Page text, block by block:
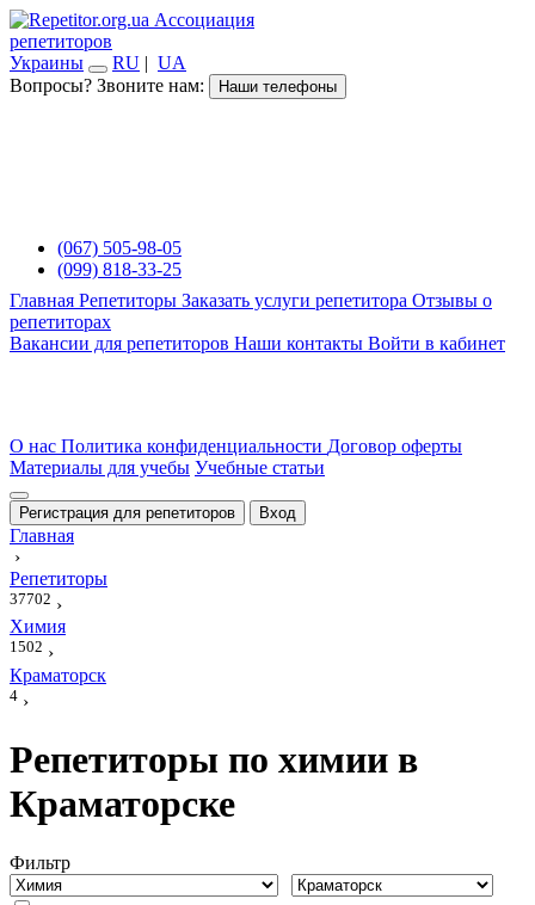
Ассоциация
репетиторов
Украины
RU | UA
Вопросы? Звоните нам:
Наши телефоны
(067) 505-98-05
(099) 818-33-25
Главная Репетиторы Заказать услуги репетитора Отзывы о
репетиторах
Вакансии для репетиторов Наши контакты Войти в кабинет
О нас Политика конфиденциальности Договор оферты
Материалы для учебы Учебные статьи
Регистрация для репетиторов Вход
Главная
›
Репетиторы
37702 ›
Химия
1502 ›
Краматорск
4 ›
Репетиторы по химии в
Краматорске
Фильтр